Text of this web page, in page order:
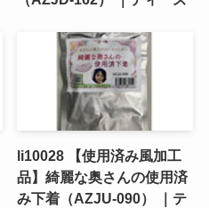
li10028 【使用済み風加工
品】綺麗な奥さんの使用済
み下着（AZJU-090） ｜テ